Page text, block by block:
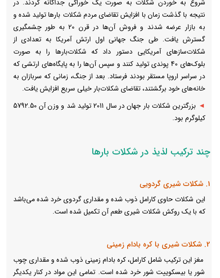
شروع به خوردن شکلات به صورت یک خوراکی جداگانه کردند. در
نتیجه با گذشت زمان با افزایش تقاضای مردم شکلات بارها تولید شده و
به بازار عرضه شدند و فروش آن‌ها در قرن 20 به طور چشمگیری
گسترش یافت. طی جنگ جهانی اول ارتش آمریکا به تعدادی از
شکلات‌سازهای آمریکایی دستور داد که شکلات‌‌بارها را به صورت
بلوک‌های 40 پوندی تولید کنند و سپس آن‌ها را به پایگاه‌های ارتشی که
در سراسر اروپا مستقر بودند فرستاد. بعد از جنگ، زمانی که سربازان به
خانه‌های خود برگشتند، تقاضای شکلات‌بار خیلی سریع افزایش یافت.
◄
بزرگترین شکلات بار جهان در سال 2011 تولید شد و وزن آن 5792.50
کیلوگرم بود.
چند ترکیب لذیذ در شکلات بارها
1. شکلات شیری گردویی
این شکلات حاوی کارامل ذوب شده و مقداری گردوی خرد شده می‌‌باشد
که با یک روکش شکلات شیری طعم آن تکمیل شده است.
2. شکلات شیری با کره بادام زمینی
مغز این ترکیب شامل کارامل، کره بادام زمینی ذوب شده و مقداری چوب
شور یا بیسکوییت شور خرد شده است. تمامی این مواد در کنار یکدیگر